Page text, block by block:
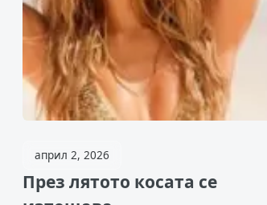
април 2, 2026
През лятото косата се